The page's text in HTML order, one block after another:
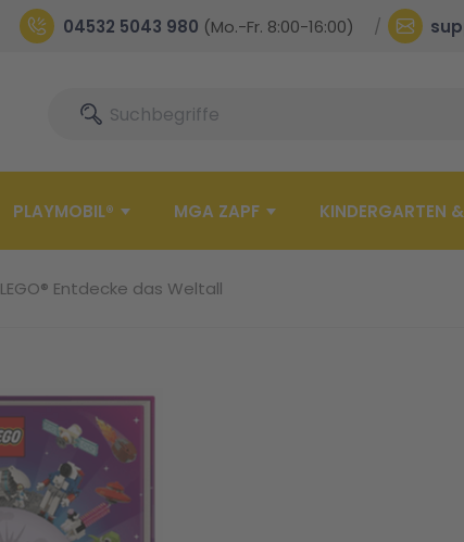
04532 5043 980 (Mo.-Fr. 8:00-16:00)
SucheSuche
PLAYMOBIL® MGA ZAPF KINDERGARTEN
LEGO® Entdecke das Weltall